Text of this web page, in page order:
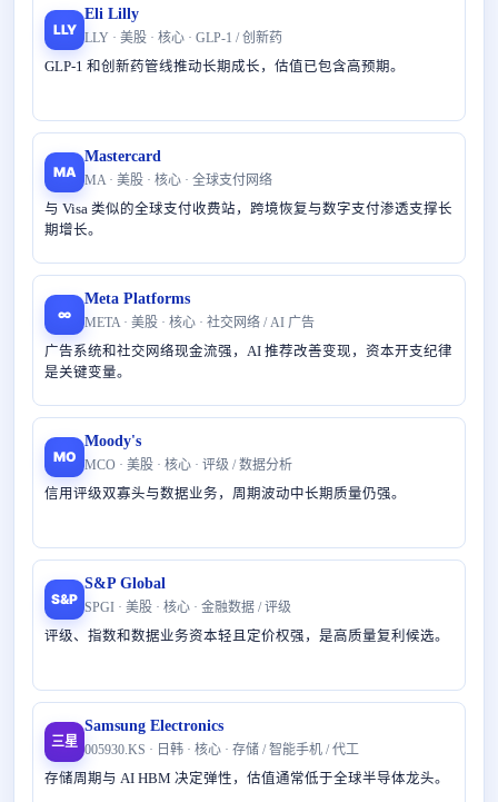
LLY
Eli Lilly
LLY · 美股 · 核心 · GLP-1 / 创新药
GLP-1 和创新药管线推动长期成长，估值已包含高预期。
MA
Mastercard
MA · 美股 · 核心 · 全球支付网络
与 Visa 类似的全球支付收费站，跨境恢复与数字支付渗透支撑长
期增长。
∞
Meta Platforms
META · 美股 · 核心 · 社交网络 / AI 广告
广告系统和社交网络现金流强，AI 推荐改善变现，资本开支纪律
是关键变量。
MO
Moody's
MCO · 美股 · 核心 · 评级 / 数据分析
信用评级双寡头与数据业务，周期波动中长期质量仍强。
S&P
S&P Global
SPGI · 美股 · 核心 · 金融数据 / 评级
评级、指数和数据业务资本轻且定价权强，是高质量复利候选。
三星
Samsung Electronics
005930.KS · 日韩 · 核心 · 存储 / 智能手机 / 代工
存储周期与 AI HBM 决定弹性，估值通常低于全球半导体龙头。